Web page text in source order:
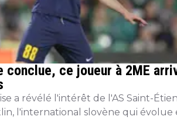
conclue, ce joueur à 2ME
a révélé l'intérêt de l'AS Saint-
l'international slovène qui évolue